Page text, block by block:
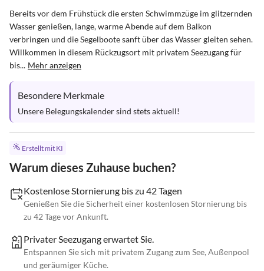
Bereits vor dem Frühstück die ersten Schwimmzüge im glitzernden
Wasser genießen, lange, warme Abende auf dem Balkon
verbringen und die Segelboote sanft über das Wasser gleiten sehen.
Willkommen in diesem Rückzugsort mit privatem Seezugang für
bis... Mehr anzeigen
Besondere Merkmale
Unsere Belegungskalender sind stets aktuell!
Erstellt mit KI
Warum dieses Zuhause buchen?
Kostenlose Stornierung bis zu 42 Tagen
Genießen Sie die Sicherheit einer kostenlosen Stornierung bis
zu 42 Tage vor Ankunft.
Privater Seezugang erwartet Sie.
Entspannen Sie sich mit privatem Zugang zum See, Außenpool
und geräumiger Küche.